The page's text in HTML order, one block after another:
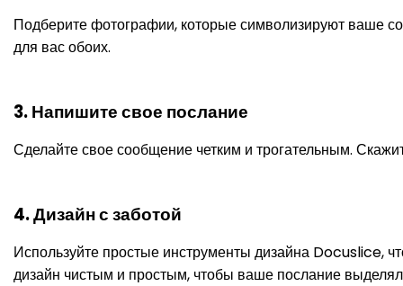
Подберите фотографии, которые символизируют ваше
для вас обоих.
3. Напишите свое послание
Сделайте свое сообщение четким и трогательным.
4. Дизайн с заботой
Используйте простые инструменты дизайна Docuslice,
дизайн чистым и простым, чтобы ваше послание